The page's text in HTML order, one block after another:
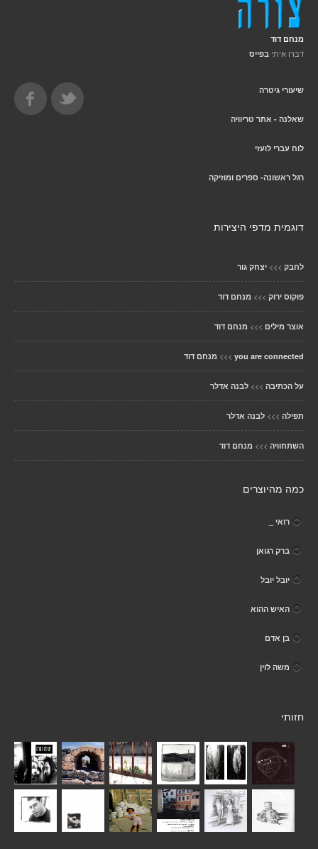
מנחם דוד
דברו איתי בפייס
שיעורי גיטרה
שאלנה - אתר טריוויה
לוח עברי לועזי
רגל ראשונה- ספרים ומוזיקה
דוגמית מדפי היצירות
לחבק >>> יצחק גור
פוקוס ירוק >>> מנחם דוד
אוצר מילים >>> מנחם דוד
you are connected
>>> מנחם דוד
על הכתיבה >>> לבנה אדלר
תפילה >>> לבנה אדלר
השתחוויה >>> מנחם דוד
כמה מהיוצרים
רואי _
ברק רגואן
יובל יובל
האיש ההוא
בן אדם
משה לוין
חזותי